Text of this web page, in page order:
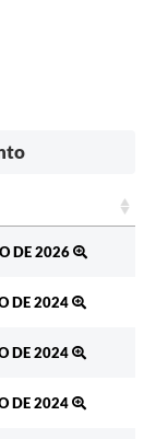
DE 2026
DE 2024
DE 2024
DE 2024